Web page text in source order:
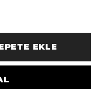
EKLE